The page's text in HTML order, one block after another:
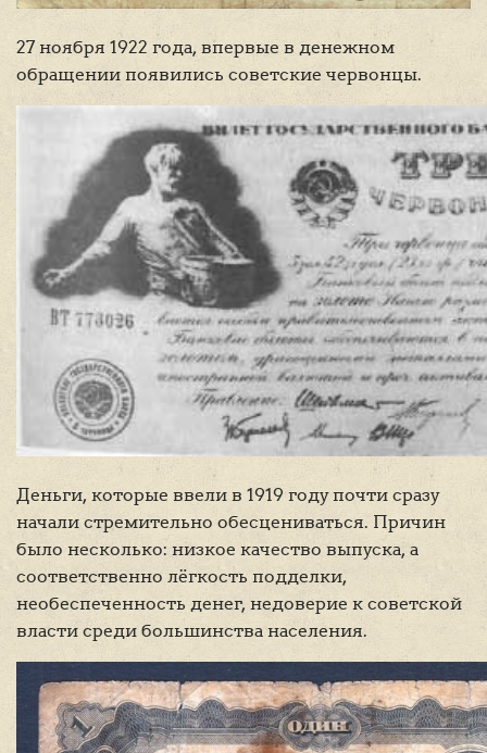
27 ноября 1922 года, впервые в денежном
обращении появились советские червонцы.
Деньги, которые ввели в 1919 году почти сразу
начали стремительно обесцениваться. Причин
было несколько: низкое качество выпуска, а
соответственно лёгкость подделки,
необеспеченность денег, недоверие к советской
власти среди большинства населения.